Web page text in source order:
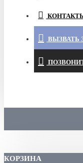
ВЫЗВАТЬ
КОРЗИНА